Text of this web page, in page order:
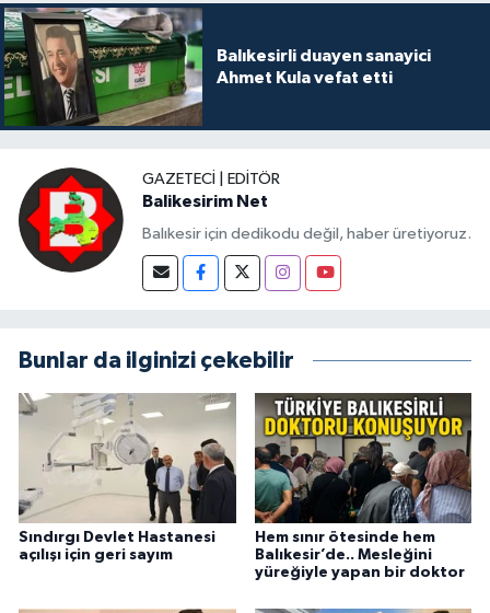
Balıkesirli duayen sanayici
Ahmet Kula vefat etti
GAZETECI | EDITÖR
Balikesirim Net
Balıkesir için dedikodu değil, haber üretiyoruz.
Bunlar da ilginizi çekebilir
Sındırgı Devlet Hastanesi
açılışı için geri sayım
Hem sınır ötesinde hem
Balıkesir’de.. Mesleğini
yüreğiyle yapan bir doktor